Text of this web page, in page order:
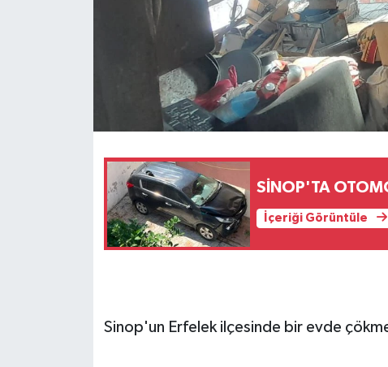
SİNOP'TA
İçeriği Görüntüle
Sinop'un Erfelek ilçesinde bir evde